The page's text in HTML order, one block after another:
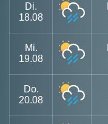
Di.
18.08
Mi.
19.08
Do.
20.08